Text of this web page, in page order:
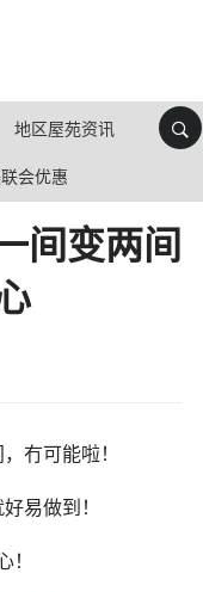
地区屋苑资讯
会优惠
间变两间
冇可能啦！
易做到！
！